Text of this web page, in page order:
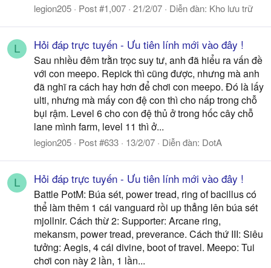
legion205 Post #1,007 21/2/07 Diễn đàn: Kho lưu trữ
L Hỏi đáp trực tuyến - Ưu tiên lính mới vào đây !
Sau nhiều đêm trằn trọc suy tư, anh đã hiểu ra vấn đề
với con meepo. Repick thì cũng được, nhưng mà anh
đã nghĩ ra cách hay hơn để chơi con meepo. Đó là lấy
ulti, nhưng mà mấy con đệ con thì cho nấp trong chỗ
bụi rậm. Level 6 cho con đệ thủ ở trong hốc cây chỗ
lane mình farm, level 11 thì ở...
legion205 Post #633 13/2/07 Diễn đàn: DotA
L Hỏi đáp trực tuyến - Ưu tiên lính mới vào đây !
Battle PotM: Búa sét, power tread, ring of bacillus có
thể làm thêm 1 cái vanguard rồi up thẳng lên búa sét
mjollnir. Cách thừ 2: Supporter: Arcane ring,
mekansm, power tread, preverance. Cách thứ III: Siêu
tưởng: Aegis, 4 cái divine, boot of travel. Meepo: Tui
chơi con này 2 lần, 1 lần...